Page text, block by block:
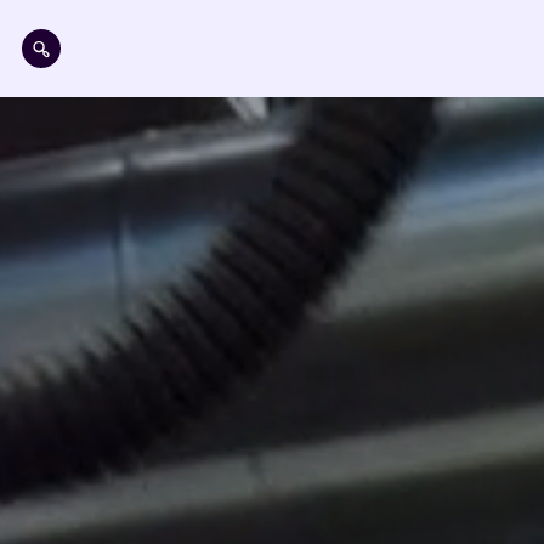
Pasar al contenido principal